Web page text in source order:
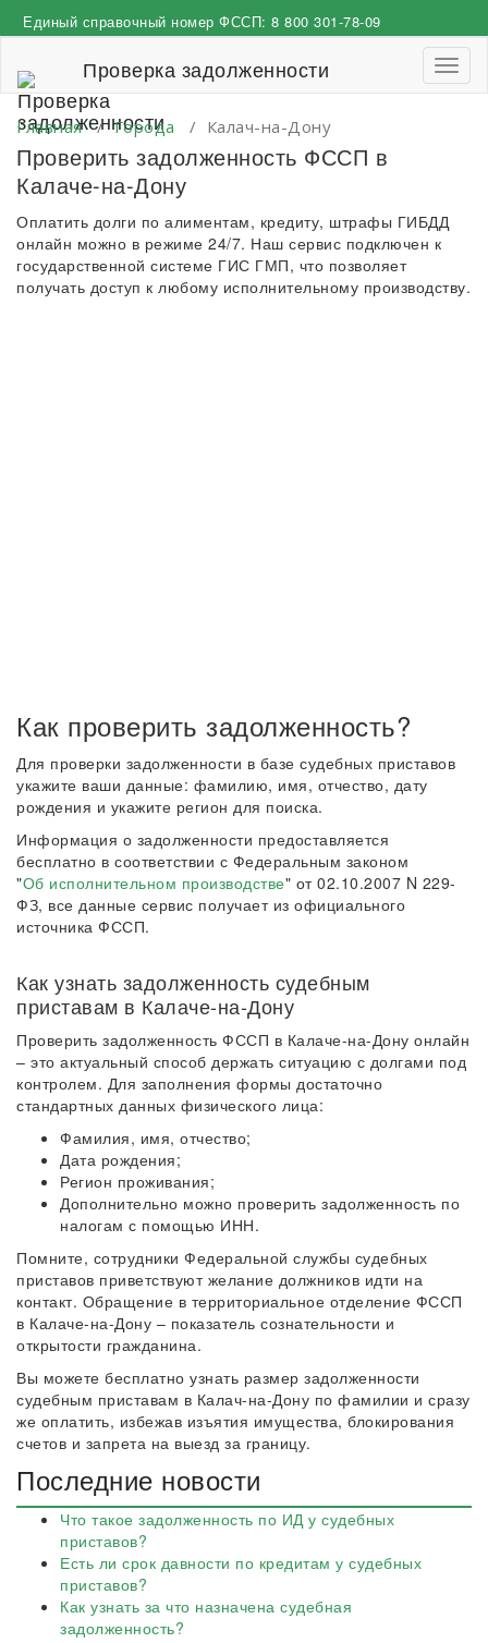
к
Единый справочный номер ФССП: 8 800 301-78-09
Проверка задолженности
Главная/Города / Калач-на-Дону
Проверить задолженность ФССП в
Калаче-на-Дону
Оплатить долги по алиментам, кредиту, штрафы ГИБДД
онлайн можно в режиме 24/7. Наш сервис подключен к
государственной системе ГИС ГМП, что позволяет
получать доступ к любому исполнительному производству.
Как проверить задолженность?
Для проверки задолженности в базе судебных приставов
укажите ваши данные: фамилию, имя, отчество, дату
рождения и укажите регион для поиска.
Информация о задолженности предоставляется
бесплатно в соответствии с Федеральным законом
"Об исполнительном производстве" от 02.10.2007 N 229-
ФЗ, все данные сервис получает из официального
источника ФССП.
Как узнать задолженность судебным
приставам в Калаче-на-Дону
Проверить задолженность ФССП в Калаче-на-Дону онлайн
– это актуальный способ держать ситуацию с долгами под
контролем. Для заполнения формы достаточно
стандартных данных физического лица:
Фамилия, имя, отчество;
Дата рождения;
Регион проживания;
Дополнительно можно проверить задолженность по
налогам с помощью ИНН.
Помните, сотрудники Федеральной службы судебных
приставов приветствуют желание должников идти на
контакт. Обращение в территориальное отделение ФССП
в Калаче-на-Дону – показатель сознательности и
открытости гражданина.
Вы можете бесплатно узнать размер задолженности
судебным приставам в Калач-на-Дону по фамилии и сразу
же оплатить, избежав изъятия имущества, блокирования
счетов и запрета на выезд за границу.
Последние новости
Что такое задолженность по ИД у судебных
приставов?
Есть ли срок давности по кредитам у судебных
приставов?
Как узнать за что назначена судебная
задолженность?